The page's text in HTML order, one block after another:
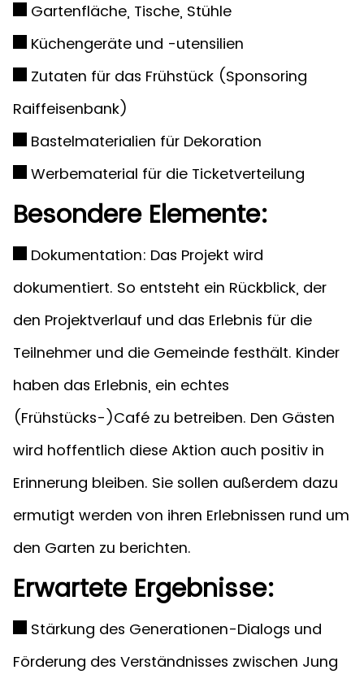
Gartenfläche, Tische, Stühle
Küchengeräte und -utensilien
Zutaten für das Frühstück (Sponsoring
Raiffeisenbank)
Bastelmaterialien für Dekoration
Werbematerial für die Ticketverteilung
Besondere Elemente:
Dokumentation: Das Projekt wird
dokumentiert. So entsteht ein Rückblick, der
den Projektverlauf und das Erlebnis für die
Teilnehmer und die Gemeinde festhält. Kinder
haben das Erlebnis, ein echtes
(Frühstücks-)Café zu betreiben. Den Gästen
wird hoffentlich diese Aktion auch positiv in
Erinnerung bleiben. Sie sollen außerdem dazu
ermutigt werden von ihren Erlebnissen rund um
den Garten zu berichten.
Erwartete Ergebnisse:
Stärkung des Generationen-Dialogs und
Förderung des Verständnisses zwischen Jung